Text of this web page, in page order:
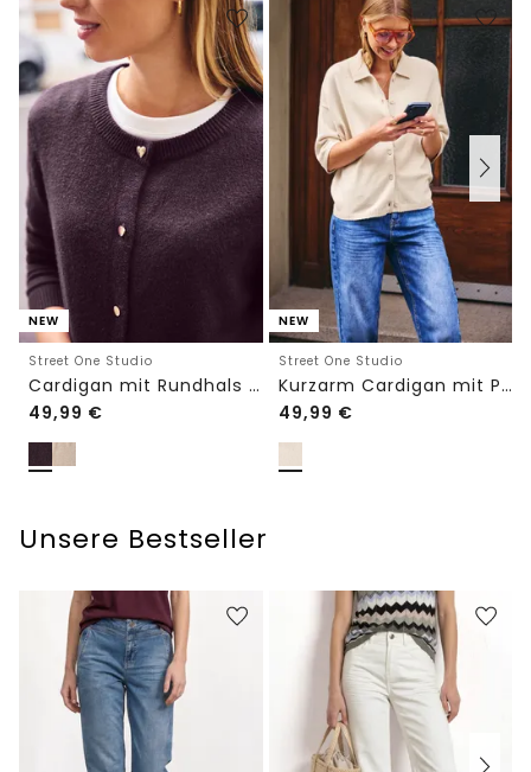
NEW
Street One Studio
Cardigan mit Rundhals und Knöpfen
49,99 €
NEW
Street One Studio
Kurzarm Cardigan mit Polokragen
49,99 €
Unsere Bestseller